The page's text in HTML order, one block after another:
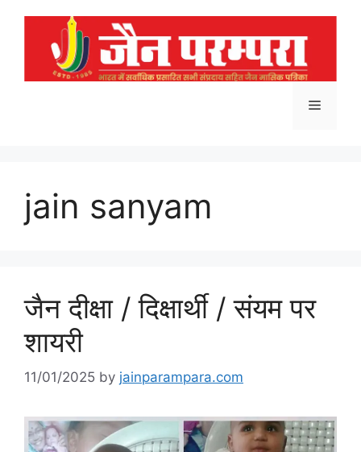
Menu
jain sanyam
जैन दीक्षा / दिक्षार्थी / संयम पर
शायरी
11/01/2025 by jainparampara.com